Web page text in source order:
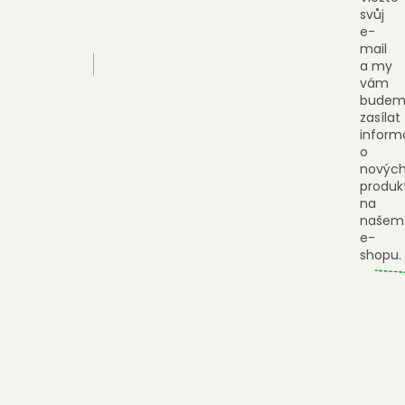
svůj
e-
mail
a my
vám
zasílat
o
nových
na
našem
e-
shopu.